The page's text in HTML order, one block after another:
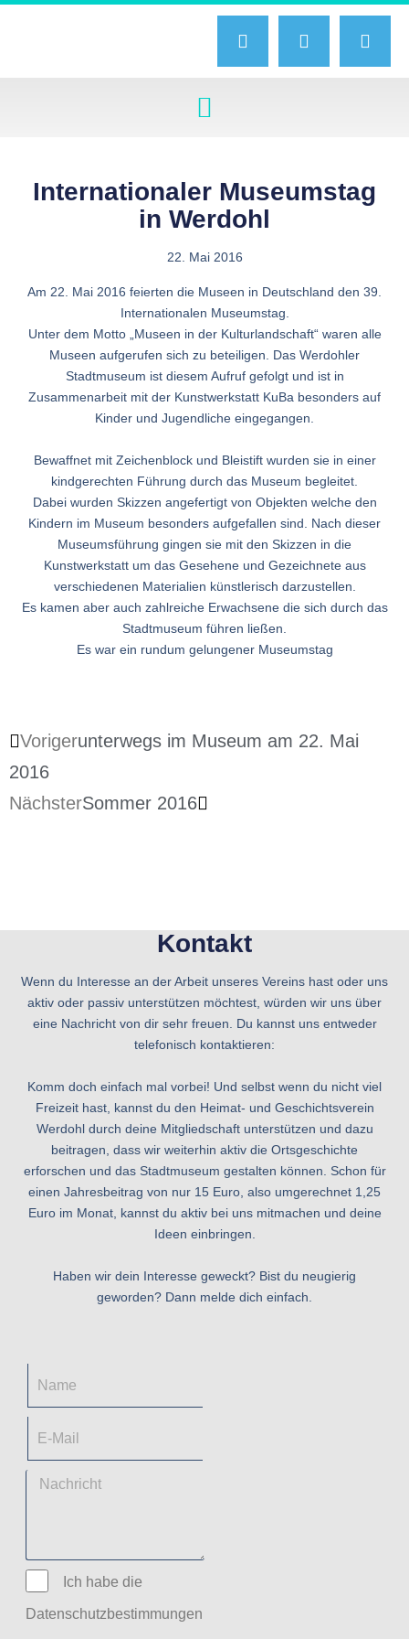
Internationaler Museumstag
in Werdohl
22. Mai 2016
Am 22. Mai 2016 feierten die Museen in Deutschland den 39.
Internationalen Museumstag.
Unter dem Motto „Museen in der Kulturlandschaft“ waren alle
Museen aufgerufen sich zu beteiligen. Das Werdohler
Stadtmuseum ist diesem Aufruf gefolgt und ist in
Zusammenarbeit mit der Kunstwerkstatt KuBa besonders auf
Kinder und Jugendliche eingegangen.
Bewaffnet mit Zeichenblock und Bleistift wurden sie in einer
kindgerechten Führung durch das Museum begleitet.
Dabei wurden Skizzen angefertigt von Objekten welche den
Kindern im Museum besonders aufgefallen sind. Nach dieser
Museumsführung gingen sie mit den Skizzen in die
Kunstwerkstatt um das Gesehene und Gezeichnete aus
verschiedenen Materialien künstlerisch darzustellen.
Es kamen aber auch zahlreiche Erwachsene die sich durch das
Stadtmuseum führen ließen.
Es war ein rundum gelungener Museumstag
Vorigerunterwegs im Museum am 22. Mai
2016
NächsterSommer 2016
Ich habe die
Datenschutzbestimmungen
Kontakt
Wenn du Interesse an der Arbeit unseres Vereins hast oder uns
aktiv oder passiv unterstützen möchtest, würden wir uns über
eine Nachricht von dir sehr freuen. Du kannst uns entweder
telefonisch kontaktieren:
Komm doch einfach mal vorbei! Und selbst wenn du nicht viel
Freizeit hast, kannst du den Heimat- und Geschichtsverein
Werdohl durch deine Mitgliedschaft unterstützen und dazu
beitragen, dass wir weiterhin aktiv die Ortsgeschichte
erforschen und das Stadtmuseum gestalten können. Schon für
einen Jahresbeitrag von nur 15 Euro, also umgerechnet 1,25
Euro im Monat, kannst du aktiv bei uns mitmachen und deine
Ideen einbringen.
Haben wir dein Interesse geweckt? Bist du neugierig
geworden? Dann melde dich einfach.